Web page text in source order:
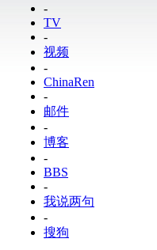
-
TV
-
视频
-
ChinaRen
-
邮件
-
博客
-
BBS
-
我说两句
-
搜狗